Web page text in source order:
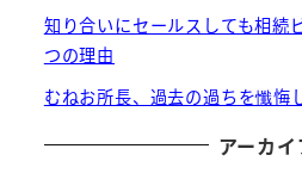
知り合いにセールスしても相続
つの理由
むねお所長、過去の過ちを懺悔
アーカ